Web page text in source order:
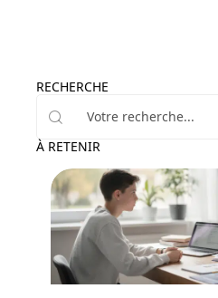
RECHERCHE
À RETENIR
Enfant